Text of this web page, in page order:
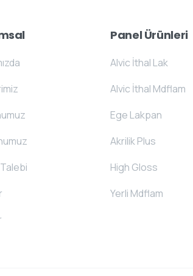
Panel Ürünleri
Alvic İthal Lak
Alvic İthal Mdflam
Ege Lakpan
Akrilik Plus
High Gloss
Yerli Mdflam